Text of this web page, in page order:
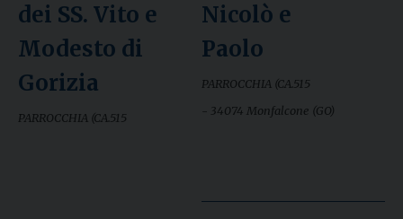
dei SS. Vito e
Modesto di
Gorizia
PARROCCHIA (CA.515
Nicolò e
Paolo
PARROCCHIA (CA.515
- 34074 Monfalcone (GO)